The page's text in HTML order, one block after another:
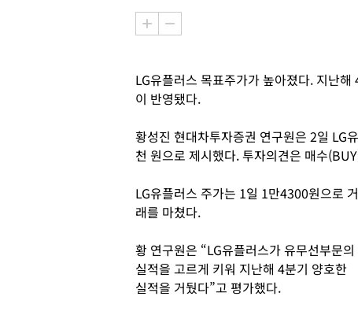
LG유플러스 목표주가가 높아졌다. 지난
이 반영됐다.
황성진 현대차투자증권 연구원은 2일 LG
천 원으로 제시했다. 투자의견은 매수
LG유플러스 주가는 1일 1만4300원으로 거
래를 마쳤다.
황 연구원은 “LG유플러스가 유무선부문의
실적을 고르게 키워 지난해 4분기 양호한
실적을 거뒀다”고 평가했다.